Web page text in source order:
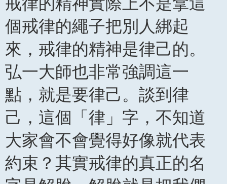
戒律的精神實際上不是拿這
個戒律的繩子把別人綁起
來，戒律的精神是律己的。
弘一大師也非常強調這一
點，就是要律己。談到律
己，這個「律」字，不知道
大家會不會覺得好像就代表
約束？其實戒律的真正的名